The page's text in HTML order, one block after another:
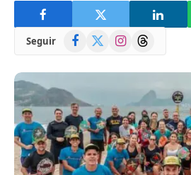
Seguir Facebook
(Twitter)
InstagramThreads